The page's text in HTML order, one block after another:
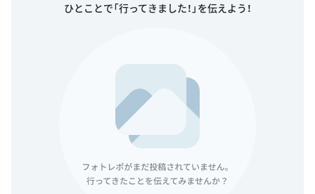
ひとことで「行ってきました！」を伝えよう！